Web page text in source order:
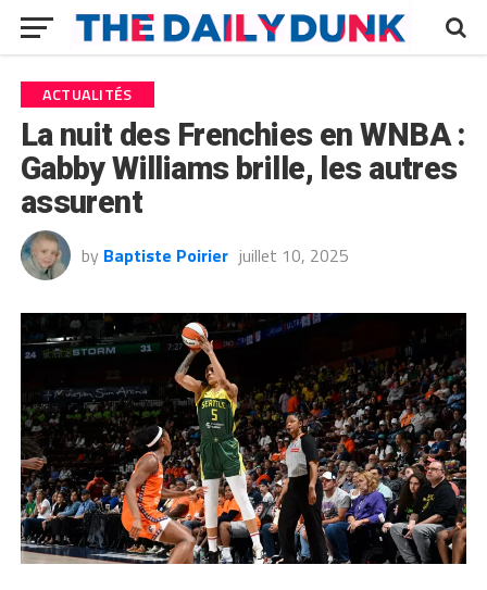
ACTUALITÉS
La nuit des Frenchies en WNBA :
Gabby Williams brille, les autres
assurent
by Baptiste Poirier juillet 10, 2025